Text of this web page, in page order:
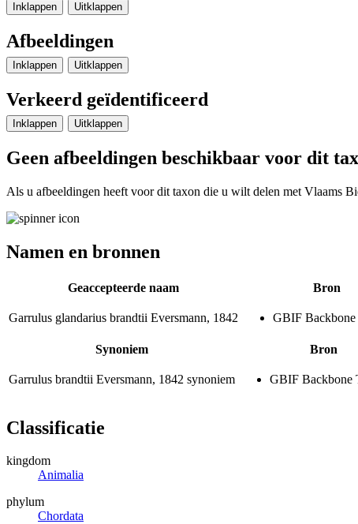
Inklappen Uitklappen
Afbeeldingen
Inklappen Uitklappen
Verkeerd geïdentificeerd
Inklappen Uitklappen
Geen afbeeldingen beschikbaar voor dit
Als u afbeeldingen heeft voor dit taxon die u wilt delen met Vlaams
Namen en bronnen
Geaccepteerde naam Bron
Garrulus glandarius brandtii Eversmann, 1842 GBIF
Synoniem Bron
Garrulus brandtii Eversmann, 1842 synoniem GBIF Backbone
Classificatie
kingdom
Animalia
phylum
Chordata